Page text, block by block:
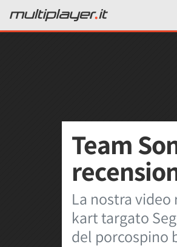
Team
La nostra video
kart targato
del porcospino